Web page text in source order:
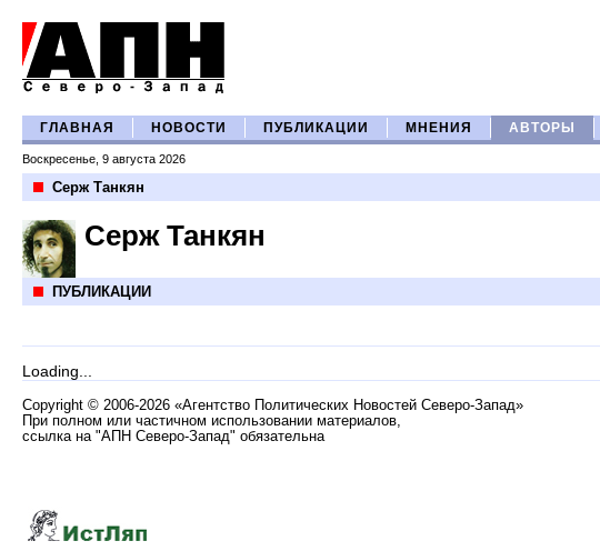
ГЛАВНАЯ НОВОСТИ ПУБЛИКАЦИИ МНЕНИЯ АВТОРЫ
Воскресенье, 9 августа 2026
Серж Танкян
Серж Танкян
ПУБЛИКАЦИИ
Loading...
Copyright © 2006-2026 «Агентство Политических Новостей Северо-Запад»
При полном или частичном использовании материалов,
ссылка на "АПН Северо-Запад" обязательна